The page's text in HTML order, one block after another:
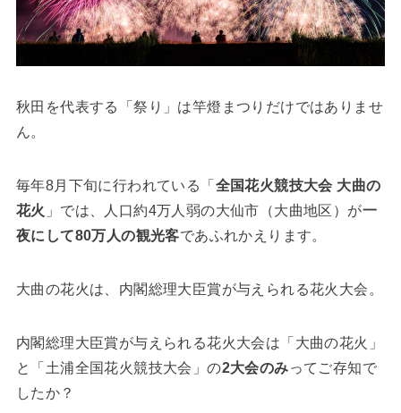
秋田を代表する「祭り」は竿燈まつりだけではありませ
ん。
毎年8月下旬に行われている「 全国花火競技大会 大曲の
花火 」では、人口約4万人弱の大仙市（大曲地区）が一
夜にして80万人の観光客であふれかえります。
大曲の花火は、内閣総理大臣賞が与えられる花火大会。
内閣総理大臣賞が与えられる花火大会は「大曲の花火」
と「土浦全国花火競技大会」の2大会のみってご存知で
したか？